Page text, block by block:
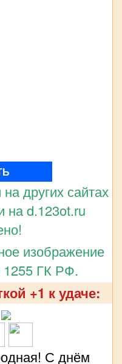
других сайтах
на d.123ot.ru
изображение
1255 ГК РФ.
+1 к удаче:
С днём